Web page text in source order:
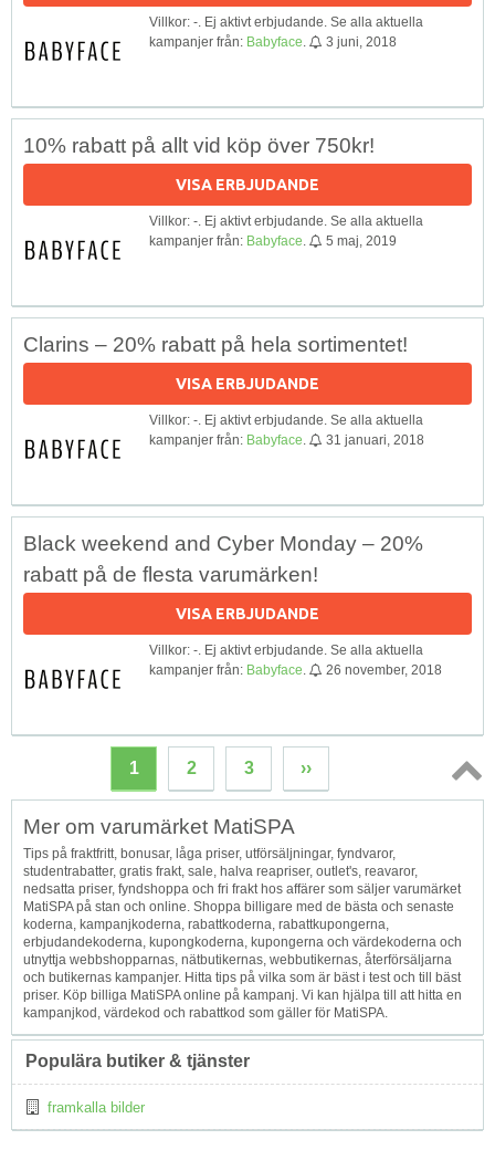
Villkor: -. Ej aktivt erbjudande. Se alla aktuella
kampanjer från: Babyface 3 juni, 2018
10% rabatt på allt vid köp över 750kr!
VISA ERBJUDANDE
Villkor: -. Ej aktivt erbjudande. Se alla aktuella
kampanjer från: Babyface 5 maj, 2019
Clarins – 20% rabatt på hela sortimentet!
VISA ERBJUDANDE
Villkor: -. Ej aktivt erbjudande. Se alla aktuella
kampanjer från: Babyface 31 januari, 2018
Black weekend and Cyber Monday – 20%
rabatt på de flesta varumärken!
VISA ERBJUDANDE
Villkor: -. Ej aktivt erbjudande. Se alla aktuella
kampanjer från: Babyface 26 november, 2018
1 2 3 ››
Topp
Mer om varumärket MatiSPA
Tips på fraktfritt, bonusar, låga priser, utförsäljningar, fyndvaror,
studentrabatter, gratis frakt, sale, halva reapriser, outlet's, reavaror,
nedsatta priser, fyndshoppa och fri frakt hos affärer som säljer varumärket
MatiSPA på stan och online. Shoppa billigare med de bästa och senaste
koderna, kampanjkoderna, rabattkoderna, rabattkupongerna,
erbjudandekoderna, kupongkoderna, kupongerna och värdekoderna och
utnyttja webbshopparnas, nätbutikernas, webbutikernas, återförsäljarna
och butikernas kampanjer. Hitta tips på vilka som är bäst i test och till bäst
priser. Köp billiga MatiSPA online på kampanj. Vi kan hjälpa till att hitta en
kampanjkod, värdekod och rabattkod som gäller för MatiSPA.
Populära butiker & tjänster
framkalla bilder